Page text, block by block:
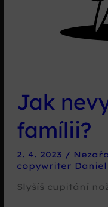
Jak
famílii?
2. 4. 2023 /
copywriter
Slyšíš cupitání